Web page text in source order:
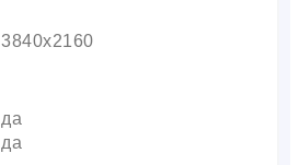
3840х2160
да
да